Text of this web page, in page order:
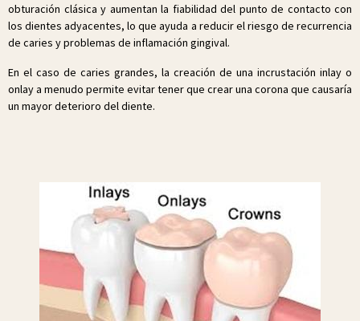
obturación clásica y aumentan la fiabilidad del punto de contacto con
los dientes adyacentes, lo que ayuda a reducir el riesgo de recurrencia
de caries y problemas de inflamación gingival.
En el caso de caries grandes, la creación de una incrustación inlay o
onlay a menudo permite evitar tener que crear una corona que causaría
un mayor deterioro del diente.